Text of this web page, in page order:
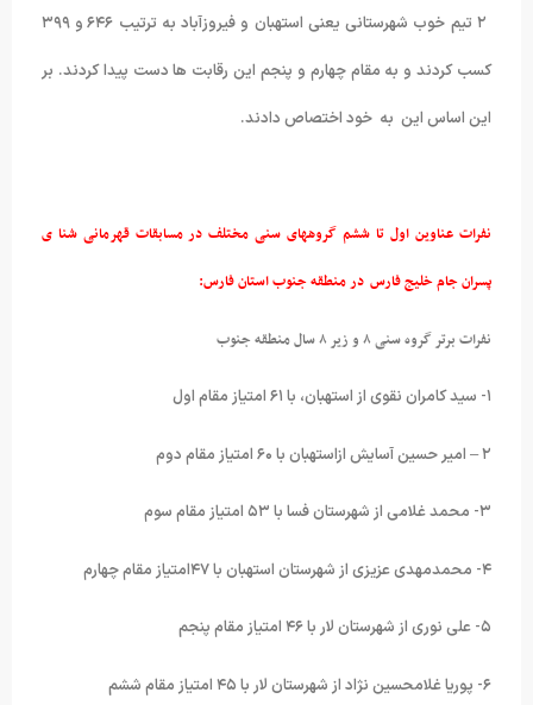
۲ تیم خوب شهرستانی یعنی استهبان و فیروزآباد به ترتیب ۶۴۶ و ۳۹۹
کسب کردند و به مقام چهارم و پنجم این رقابت ها دست پیدا کردند. بر
این اساس این به خود اختصاص دادند.
نفرات عناوین اول تا ششم گروههای سنی مختلف در مسابقات قهرمانی شنا ی
پسران جام خلیج فارس در منطقه جنوب استان فارس:
نفرات برتر گروه سنی ۸ و زیر ۸ سال منطقه جنوب
۲ – امیر حسین آسایش ازاستهبان با ۶۰ امتیاز مقام دوم
۳- محمد غلامی از شهرستان فسا با ۵۳ امتیاز مقام سوم
۴- محمدمهدی عزیزی از شهرستان استهبان با ۴۷امتیاز مقام چهارم
۵- علی نوری از شهرستان لار با ۴۶ امتیاز مقام پنجم
۶- پوریا غلامحسین نژاد از شهرستان لار با ۴۵ امتیاز مقام ششم